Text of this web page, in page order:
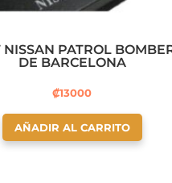
NISSAN PATROL
DE BARCELONA
₡13000
AÑADIR AL CARRITO